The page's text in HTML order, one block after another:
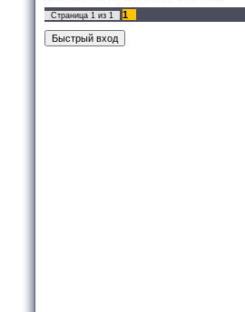
Страница 1 из 1 1